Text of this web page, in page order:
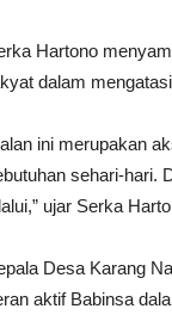
Hartono
dalam
ini merupakan
sehari-hari.
ujar Serka
Desa Karang
aktif Babinsa